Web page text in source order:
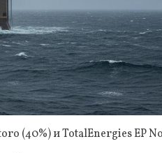
(40%) и TotalEnergies EP